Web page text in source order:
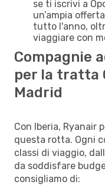
se ti iscrivi a
un’ampia
tutto l'anno,
viaggiare con
Compagnie
per la tratta
Madrid
Con Iberia, Ryanair
questa rotta. Ogni
classi di viaggio,
da soddisfare
consigliamo di: